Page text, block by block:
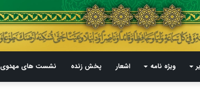
ویژه نامه اشعار پخش زنده نشست های مهدوی